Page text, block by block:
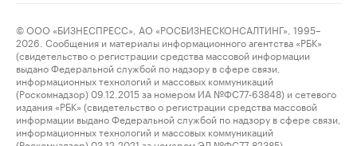
© ООО «БИЗНЕСПРЕСС», АО «РОСБИЗНЕСКОНСАЛТИНГ», 1995–
2026. Сообщения и материалы информационного агентства «РБК»
(свидетельство о регистрации средства массовой информации
выдано Федеральной службой по надзору в сфере связи,
информационных технологий и массовых коммуникаций
(Роскомнадзор) 09.12.2015 за номером ИА №ФС77-63848) и сетевого
издания «РБК» (свидетельство о регистрации средства массовой
информации выдано Федеральной службой по надзору в сфере связи,
информационных технологий и массовых коммуникаций